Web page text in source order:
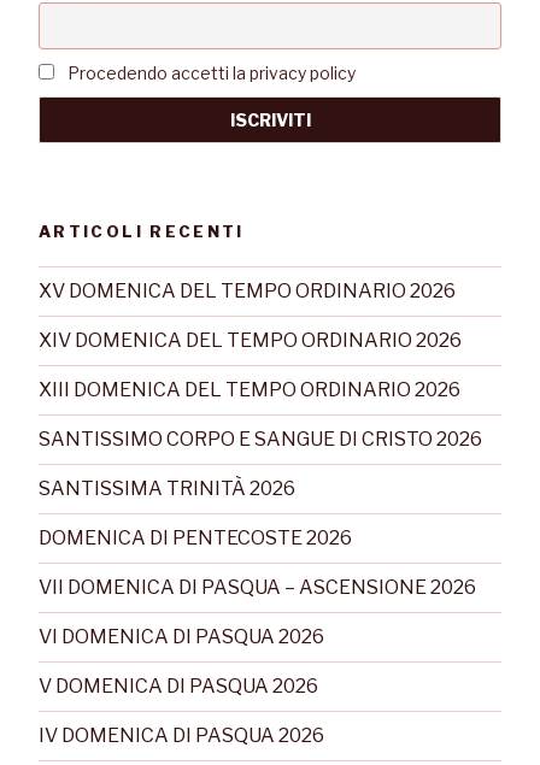
Procedendo accetti la privacy policy
ARTICOLI RECENTI
XV DOMENICA DEL TEMPO ORDINARIO 2026
XIV DOMENICA DEL TEMPO ORDINARIO 2026
XIII DOMENICA DEL TEMPO ORDINARIO 2026
SANTISSIMO CORPO E SANGUE DI CRISTO 2026
SANTISSIMA TRINITÀ 2026
DOMENICA DI PENTECOSTE 2026
VII DOMENICA DI PASQUA – ASCENSIONE 2026
VI DOMENICA DI PASQUA 2026
V DOMENICA DI PASQUA 2026
IV DOMENICA DI PASQUA 2026